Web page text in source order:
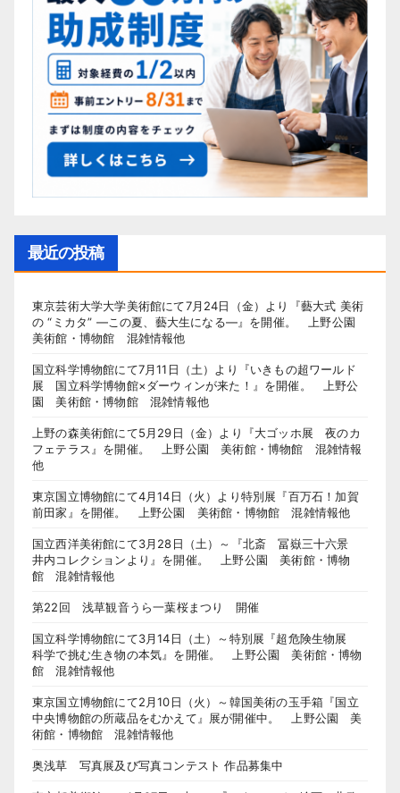
最近の投稿
東京芸術大学大学美術館にて7月24日（金）より『藝大式 美術
の “ミカタ” ―この夏、藝大生になる―』を開催。 上野公園
美術館・博物館 混雑情報他
国立科学博物館にて7月11日（土）より『いきもの超ワールド
展 国立科学博物館×ダーウィンが来た！』を開催。 上野公
園 美術館・博物館 混雑情報他
上野の森美術館にて5月29日（金）より『大ゴッホ展 夜のカ
フェテラス』を開催。 上野公園 美術館・博物館 混雑情報
他
東京国立博物館にて4月14日（火）より特別展『百万石！加賀
前田家』を開催。 上野公園 美術館・博物館 混雑情報他
国立西洋美術館にて3月28日（土）～『北斎 冨嶽三十六景
井内コレクションより』を開催。 上野公園 美術館・博物
館 混雑情報他
第22回 浅草観音うら一葉桜まつり 開催
国立科学博物館にて3月14日（土）～特別展『超危険生物展
科学で挑む生き物の本気』を開催。 上野公園 美術館・博物
館 混雑情報他
東京国立博物館にて2月10日（火）～韓国美術の玉手箱『国立
中央博物館の所蔵品をむかえて』展が開催中。 上野公園 美
術館・博物館 混雑情報他
奥浅草 写真展及び写真コンテスト 作品募集中